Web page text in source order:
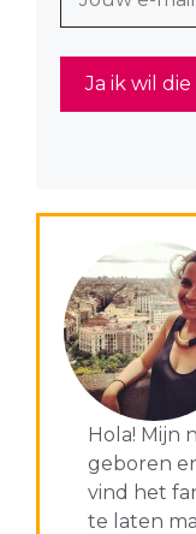
Hola! Mijn
geboren
vind het
te laten